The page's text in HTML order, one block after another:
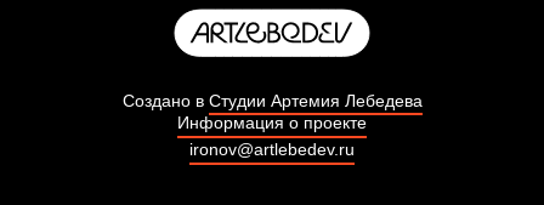
Создано в Студии Артемия Лебедева
Информация о проекте
ironov@artlebedev.ru